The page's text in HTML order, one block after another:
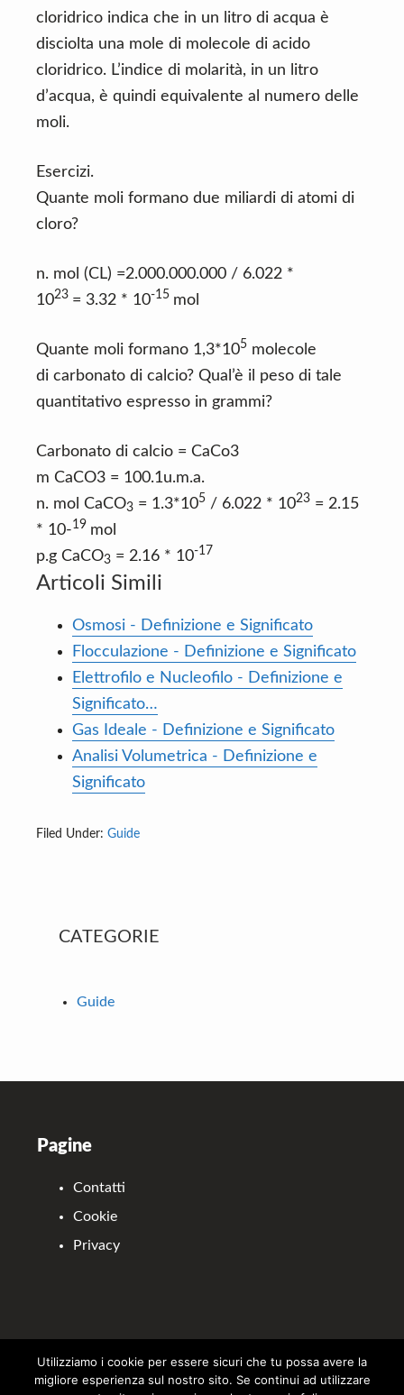
cloridrico indica che in un litro di acqua è
disciolta una mole di molecole di acido
cloridrico. L’indice di molarità, in un litro
d’acqua, è quindi equivalente al numero delle
moli.
Esercizi.
Quante moli formano due miliardi di atomi di
cloro?
n. mol (CL) =2.000.000.000 / 6.022 *
1023 = 3.32 * 10-15 mol
Quante moli formano 1,3*105 molecole
di carbonato di calcio? Qual’è il peso di tale
quantitativo espresso in grammi?
Carbonato di calcio = CaCo3
m CaCO3 = 100.1u.m.a.
n. mol CaCO3 = 1.3*105 / 6.022 * 1023 = 2.15
* 10-19 mol
p.g CaCO3 = 2.16 * 10-17
Articoli Simili
Osmosi - Definizione e Significato
Flocculazione - Definizione e Significato
Elettrofilo e Nucleofilo - Definizione e
Significato…
Gas Ideale - Definizione e Significato
Analisi Volumetrica - Definizione e
Significato
Filed Under: Guide
Primary
CATEGORIE
Guide
Pagine
Contatti
Cookie
Privacy
Il sito partecipa a programmi di affiliazione come il Programma Affiliazione
Amazon EU, un programma di affiliazione che permette ai siti web di
Utilizziamo i cookie per essere sicuri che tu possa avere la
migliore esperienza sul nostro sito. Se continui ad utilizzare